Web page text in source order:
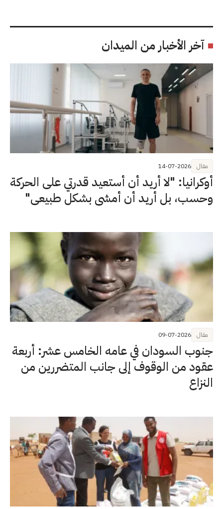
آخر الأخبار من الميدان
أوكرانيا: "لا أريد أن أستعيد قدرتي على الحركة
وحسب، بل أريد أن أمشي بشكل طبيعي"
مقال 14-07-2026
جنوب السودان في عامه الخامس عشر: أربعة
عقود من الوقوف إلى جانب المتضررين من
النزاع
مقال 09-07-2026